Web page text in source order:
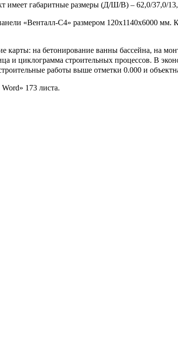
имеет габаритные размеры (Д/Ш/В) – 62,0/37,0/
«Венталл-С4» размером 120х1140х6000 мм.
карты: на бетонирование ванны бассейна, на
и циклограмма строительных процессов. В
работы выше отметки 0.000 и
173 листа.